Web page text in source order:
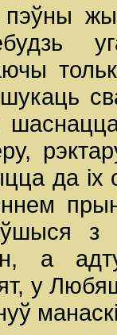
шукаць
да іх
а
у